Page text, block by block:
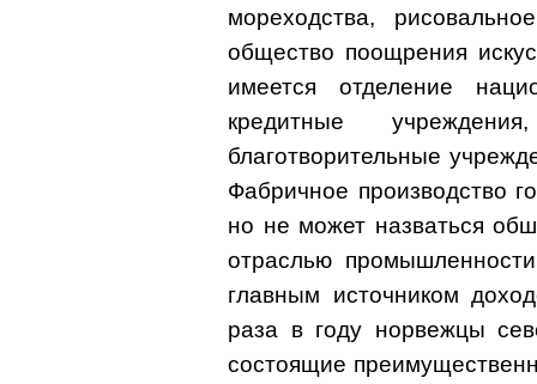
мореходства,
общество поощрения
имеется отделение
кредитные
благотворительные
Фабричное производство
но не может назваться
отраслью
главным источником
раза в году норвежцы
состоящие